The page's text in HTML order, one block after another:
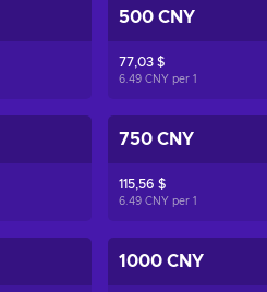
500 CNY
77,03 $
6.49 CNY per1
750 CNY
115,56 $
6.49 CNY per1
1000 CNY